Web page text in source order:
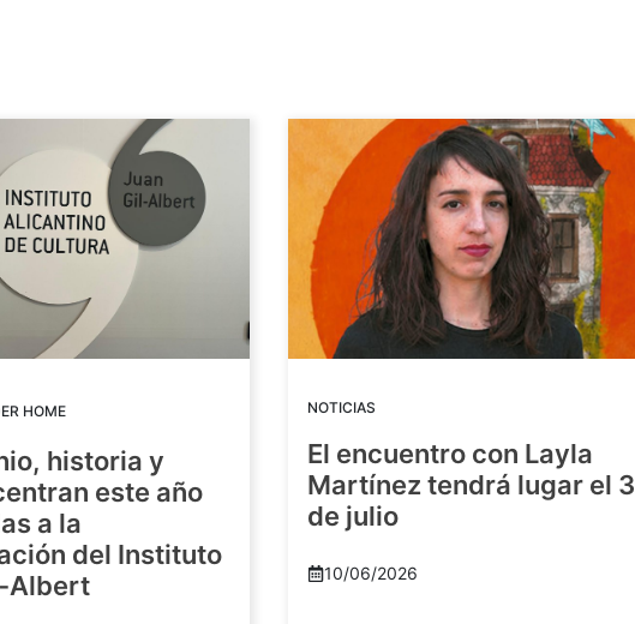
HOME
historia y
este año
a la
del Instituto
Albert
NOTICIAS
El encuentro con Layla
Martínez tendrá lugar el 3
de julio
10/06/2026